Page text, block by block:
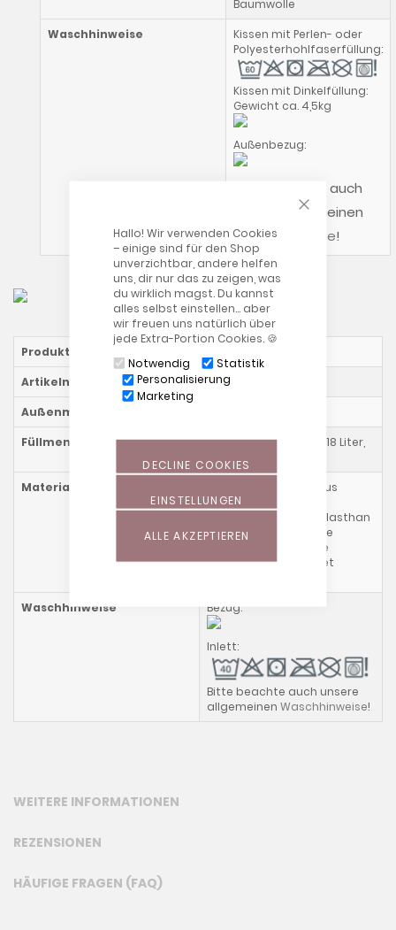
CLOSE
Hallo! Wir verwenden Cookies
– einige sind für den Shop
unverzichtbar, andere helfen
uns, dir nur das zu zeigen, was
du wirklich magst. Du kannst
alles selbst einstellen… aber
wir freuen uns natürlich über
jede Extra-Portion Cookies. 🍪
Notwendig
Statistik
Personalisierung
Marketing
ALLE AKZEPTIEREN
EINSTELLUNGEN
DECLINE COOKIES
Baumwolle
Waschhinweise
Kissen mit Perlen- oder
Polyesterhohlfaserfüllung:
Kissen mit Dinkelfüllung:
Gewicht ca. 4,5kg
Außenbezug:
Bitte beachte auch
unsere allgemeinen
Waschhinweise!
Produktname
Artikelnummer
180117009
Außenmaß
Füllmenge
Polystyrol (Perlen, ca. 18 Liter,
Materialzusammensetzung
Bezug: 57 % Viskose aus
Bambusfasern, 38 %
Baumwolle (Bio), 5 % Elasthan
Inlett: 100 % Baumwolle
Inlett darf nicht ohne
Außebezug verwendet
Waschhinweise
Bezug:
Inlett:
Bitte beachte auch unsere
allgemeinen Waschhinweise!
WEITERE INFORMATIONEN
REZENSIONEN
HÄUFIGE FRAGEN (FAQ)